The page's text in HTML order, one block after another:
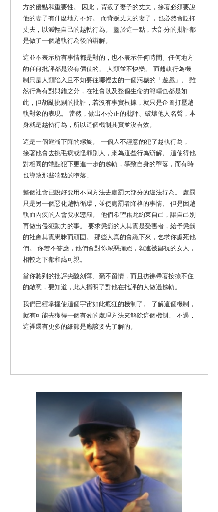
方的優點和重要性。 因此，背叛了妻子的丈夫，接著必須要說
他的妻子有什麼地方不好。 而背叛丈夫的妻子，也必然會貶抑
丈夫，以減輕自己的越軌行為。 鑒於這一點，大部分的批評都
是做了一個越軌行為後的辯解。
這並不表示所有事情都是對的，也不表示任何時間、任何地方
的任何批評都是沒有價值的。 人類並不快樂。 而越軌行為機
制只是人類陷入且不知要往哪裡去的一個污穢的「遊戲」。 雖
然行為有對與錯之分，在社會以及整個生命的範疇也都是如
此，但胡亂挑剔的批評，若沒有事實根據，就只是企圖打壓越
軌對象的表現。 當然，做出不公正的批評、破壞他人名聲，本
身就是越軌行為，所以這個機制其實並沒有效。
這是一個逐漸下降的螺旋。 一個人不經意的犯了越軌行為，
接著他會去挑毛病或怪罪別人，來為這些行為辯解。 這使得他
對相同的端點犯下更進一步的越軌，導致自身的墮落，而有時
也導致那些端點的墮落。
整個社會已設好要用不同方法去處罰大部分的違法行為。 處罰
只是另一個惡化越軌循環，並使處罰者降格的事情。 但是因越
軌而內疚的人會要求懲罰。 他們希望藉此約束自己，讓自己別
再做出侵犯動力的事。 要求懲罰的人其實是受害者，給予懲罰
的社會其實愚昧而頑固。 那些人真的會跪下來，乞求你處死他
們。 你若不答應，他們會對你深惡痛絕，就連被鄙視的女人，
相較之下都和藹可親。
當你聽到的批評尖酸刻薄、毫不留情，而且彷彿帶著按捺不住
的敵意，要知道，此人擺明了對他在批評的人做過越軌。
我們已經掌握使這個宇宙如此瘋狂的機制了。 了解這個機制，
就有可能去獲得一個有效的處理方法來解除這個機制。 不過，
這裡還有更多的細節是應該要先了解的。